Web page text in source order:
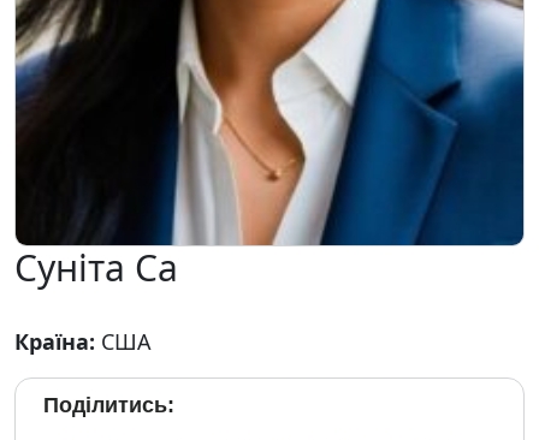
Суніта Са
Країна: США
Поділитись: